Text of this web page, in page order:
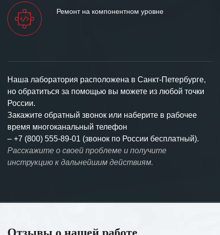
Ремонт на компонентном уровне
Наша лаборатория расположена в Санкт-Петербурге,
но обратиться за помощью вы можете из любой точки
России.
Закажите обратный звонок или наберите в рабочее
время многоканальный телефон
– +7 (800) 555-89-01 (звонок по России бесплатный).
Расскажите о своей проблеме и получите
инструкцию к дальнейшим действиям.
Отзывы о нашей работе